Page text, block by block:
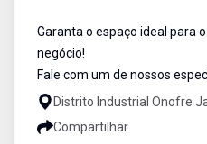
Garanta o espaço ideal para
negócio!
Fale com um de nossos
Distrito Industrial Onofre
Compartilhar